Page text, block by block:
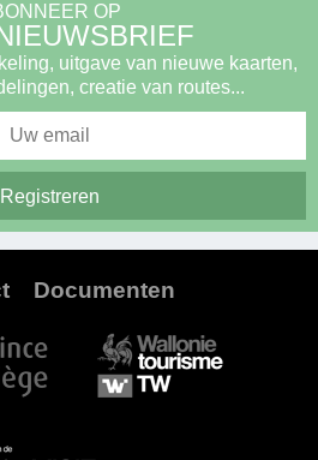
OP
uitgave van nieuwe kaarten,
creatie van routes...
Documenten